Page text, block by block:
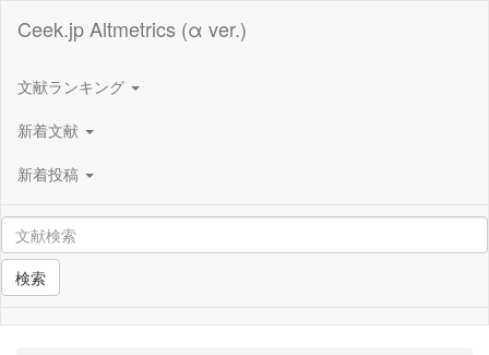
Ceek.jp Altmetrics (α ver.)
文献ランキング
新着文献
新着投稿
検索